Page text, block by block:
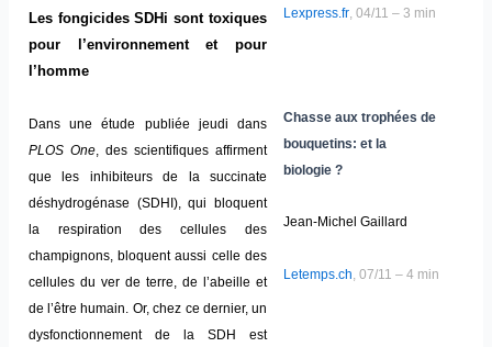
Lexpress.fr, 04/11 – 3 min
Chasse aux trophées de
bouquetins: et la
biologie ?
Jean-Michel Gaillard
Letemps.ch, 07/11 – 4 min
Les fongicides SDHi sont toxiques
pour l’environnement et pour
l’homme
Dans une étude publiée jeudi dans
PLOS One, des scientifiques affirment
que les inhibiteurs de la succinate
déshydrogénase (SDHI), qui bloquent
la respiration des cellules des
champignons, bloquent aussi celle des
cellules du ver de terre, de l’abeille et
de l’être humain. Or, chez ce dernier, un
dysfonctionnement de la SDH est